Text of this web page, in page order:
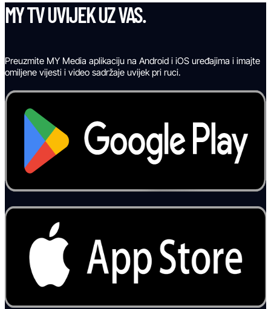
MY TV UVIJEK UZ VAS.
Preuzmite MY Media aplikaciju na Android i iOS uređajima i imajte
omiljene vijesti i video sadržaje uvijek pri ruci.